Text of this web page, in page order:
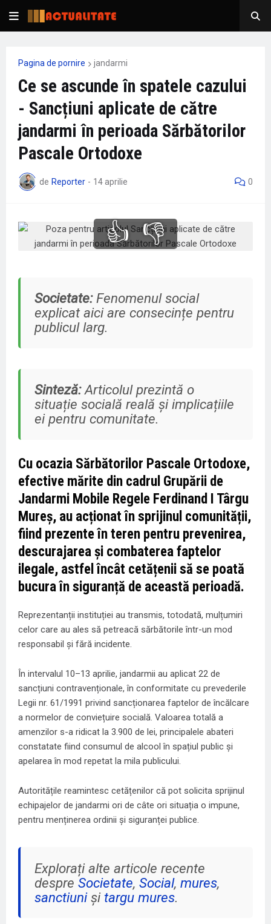
Pagina de pornire jandarmi
Ce se ascunde în spatele cazului
- Sancțiuni aplicate de către
jandarmi în perioada Sărbătorilor
Pascale Ortodoxe
de Reporter - 14 aprilie 0
👍 👎
Societate:Fenomenul social
explicat aici are consecințe pentru
publicul larg.
Sinteză:Articolul prezintă o
situație socială reală și implicațiile
ei pentru comunitate.
Cu ocazia Sărbătorilor Pascale Ortodoxe,
efective mărite din cadrul Grupării de
Jandarmi Mobile Regele Ferdinand I Târgu
Mureș, au acționat în sprijinul comunității,
fiind prezente în teren pentru prevenirea,
descurajarea și combaterea faptelor
ilegale, astfel încât cetățenii să se poată
bucura în siguranță de această perioadă.
Reprezentanții instituției au transmis, totodată, mulțumiri
celor care au ales să petreacă sărbătorile într-un mod
responsabil și fără incidente.
În intervalul 10–13 aprilie, jandarmii au aplicat 22 de
sancțiuni contravenționale, în conformitate cu prevederile
Legii nr. 61/1991 privind sancționarea faptelor de încălcare
a normelor de conviețuire socială. Valoarea totală a
amenzilor s-a ridicat la 3.900 de lei, principalele abateri
constatate fiind consumul de alcool în spațiul public și
apelarea în mod repetat la mila publicului.
Autoritățile reamintesc cetățenilor că pot solicita sprijinul
echipajelor de jandarmi ori de câte ori situația o impune,
pentru menținerea ordinii și siguranței publice.
Explorați alte articole recente
despre Societate, Social, mures,
sanctiunișitargu mures.